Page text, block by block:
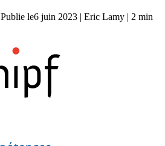
Publie le6 juin 2023 | Eric Lamy | 2 min